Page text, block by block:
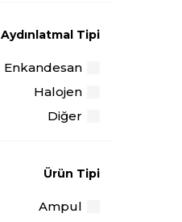
Aydınlatmal Tipi
Enkandesan
Halojen
Diğer
Ürün Tipi
Ampul